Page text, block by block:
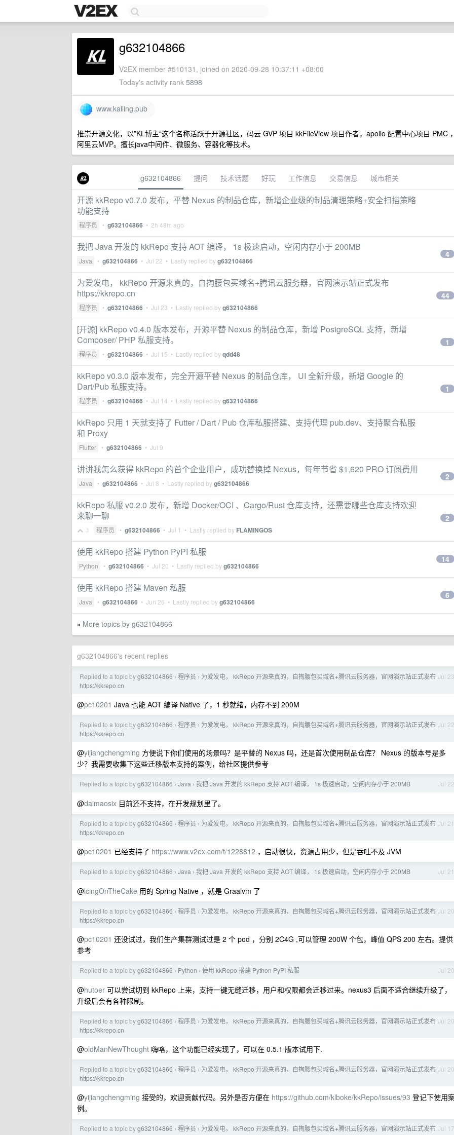
g632104866
V2EX member #510131, joined on 2020-09-28 10:37:11 +08:00
Today's activity rank 5898
www.kailing.pub
推崇开源文化，以”KL博主“这个名称活跃于开源社区，码云 GVP 项目 kkFileView 项目作者，apollo 配置中心项目 PMC
阿里云MVP。擅长java中间件、微服务、容器化等技术。
g632104866 提问 技术话题 好玩 工作信息 交易信息 城市相关
开源 kkRepo v0.7.0 发布，平替 Nexus 的制品仓库，新增企业级的制品清理策略+安全扫描策略
功能支持
程序员 • g632104866 • 2h 48m ago
我把 Java 开发的 kkRepo 支持 AOT 编译， 1s 极速启动，空闲内存小于 200MB
Java • g632104866 • Jul 22 • Lastly replied byg632104866
4
为爱发电， kkRepo 开源来真的，自掏腰包买域名+腾讯云服务器，官网演示站正式发布
https://kkrepo.cn
程序员 • g632104866 • Jul 23 • Lastly replied byg632104866
44
[开源] kkRepo v0.4.0 版本发布，开源平替 Nexus 的制品仓库，新增 PostgreSQL 支持，新增
Composer/ PHP 私服支持。
程序员 • g632104866 • Jul 15 • Lastly replied byqdd48
1
kkRepo v0.3.0 版本发布，完全开源平替 Nexus 的制品仓库， UI 全新升级，新增 Google 的
Dart/Pub 私服支持。
程序员 • g632104866 • Jul 14 • Lastly replied byg632104866
1
kkRepo 只用 1 天就支持了 Futter / Dart / Pub 仓库私服搭建、支持代理 pub.dev、支持聚合私服
和 Proxy
Flutter • g632104866 • Jul 9
讲讲我怎么获得 kkRepo 的首个企业用户，成功替换掉 Nexus，每年节省 $1,620 PRO 订阅费用
Java • g632104866 • Jul 8 • Lastly replied byg632104866
2
kkRepo 私服 v0.2.0 发布，新增 Docker/OCI 、Cargo/Rust 仓库支持，还需要哪些仓库支持欢迎
来聊一聊
1 程序员 • g632104866 • Jul 1 • Lastly replied by FLAMINGOS
2
使用 kkRepo 搭建 Python PyPI 私服
Python • g632104866 • Jul 20 • Lastly replied byg632104866
14
使用 kkRepo 搭建 Maven 私服
Java • g632104866 • Jun 26 • Lastly replied byg632104866
6
» More topics by g632104866
g632104866's recent replies
Jul 23
Replied to a topic byg632104866 › 程序员 › 为爱发电， kkRepo 开源来真的，自掏腰包买域名+腾讯云服务器，官网演示站正式发布
https://kkrepo.cn
@pc10201 Java 也能 AOT 编译 Native 了，1 秒就绪，内存不到 200M
Jul 22
Replied to a topic byg632104866 › 程序员 › 为爱发电， kkRepo 开源来真的，自掏腰包买域名+腾讯云服务器，官网演示站正式发布
https://kkrepo.cn
@yijiangchengming 方便说下你们使用的场景吗？是平替的 Nexus 吗，还是首次使用制品仓库？ Nexus 的版本号是多
少？我需要收集下这些迁移版本支持的案例，给社区提供参考
Jul 22
Replied to a topic byg632104866 › Java › 我把 Java 开发的 kkRepo 支持 AOT 编译， 1s 极速启动，空闲内存小于 200MB
@daimaosix 目前还不支持，在开发规划里了。
Jul 21
Replied to a topic byg632104866 › 程序员 › 为爱发电， kkRepo 开源来真的，自掏腰包买域名+腾讯云服务器，官网演示站正式发布
https://kkrepo.cn
@pc10201 已经支持了 https://www.v2ex.com/t/1228812 ，启动很快，资源占用少，但是吞吐不及 JVM
Jul 21
Replied to a topic byg632104866 › Java › 我把 Java 开发的 kkRepo 支持 AOT 编译， 1s 极速启动，空闲内存小于 200MB
@lcingOnTheCake 用的 Spring Native ，就是 Graalvm 了
Jul 20
Replied to a topic byg632104866 › 程序员 › 为爱发电， kkRepo 开源来真的，自掏腰包买域名+腾讯云服务器，官网演示站正式发布
https://kkrepo.cn
@pc10201 还没试过，我们生产集群测试过是 2 个 pod ，分别 2C4G ,可以管理 200W 个包，峰值 QPS 200 左右。提供
参考
Jul 20
Replied to a topic byg632104866 › Python › 使用 kkRepo 搭建 Python PyPI 私服
@hutoer 可以尝试切到 kkRepo 上来，支持一键无缝迁移，用户和权限都会迁移过来。nexus3 后面不适合继续升级了，
升级后会有各种限制。
Jul 20
Replied to a topic byg632104866 › 程序员 › 为爱发电， kkRepo 开源来真的，自掏腰包买域名+腾讯云服务器，官网演示站正式发布
https://kkrepo.cn
@oldManNewThought 嗨咯，这个功能已经实现了，可以在 0.5.1 版本试用下.
Jul 20
Replied to a topic byg632104866 › 程序员 › 为爱发电， kkRepo 开源来真的，自掏腰包买域名+腾讯云服务器，官网演示站正式发布
https://kkrepo.cn
@yijiangchengming 接受的，欢迎贡献代码。另外是否方便在 https://github.com/klboke/kkRepo/issues/93 登记下使用
例。
Jul 17
Replied to a topic byg632104866 › 程序员 › 为爱发电， kkRepo 开源来真的，自掏腰包买域名+腾讯云服务器，官网演示站正式发布